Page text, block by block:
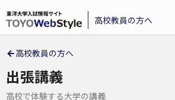
高校教員の方へ
高校教員の方へ
出張講義
高校で体験する大学の講義